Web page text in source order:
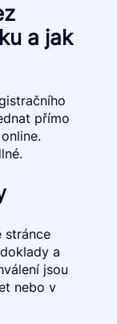
a jak
přímo
stránce
a
jsou
nebo v